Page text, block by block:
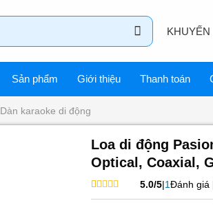
KHUYẾN
Sản phẩm Giới thiệu Thanh toán
Dàn karaoke di động
Loa di động
Optical, Coaxial,
5.00trên 5
1
5.0/5|1Đánh giá